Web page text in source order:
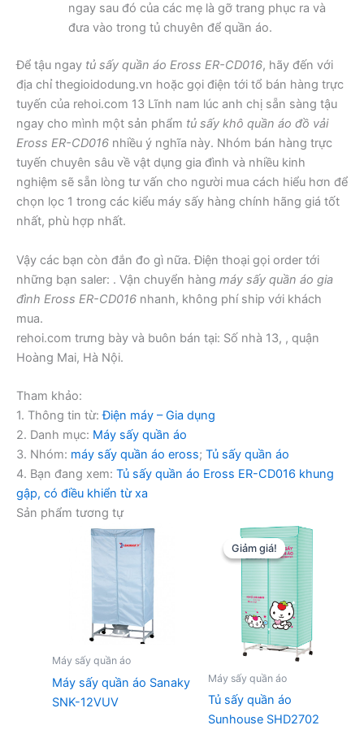
ngay sau đó của các mẹ là gỡ trang phục ra và
đưa vào trong tủ chuyên để quần áo.
Để tậu ngay tủ sấy quần áo Eross ER-CD016, hãy đến với
địa chỉ thegioidodung.vn hoặc gọi điện tới tổ bán hàng trực
tuyến của rehoi.com 13 Lĩnh nam lúc anh chị sẵn sàng tậu
ngay cho mình một sản phẩm tủ sấy khô quần áo đồ vải
Eross ER-CD016 nhiều ý nghĩa này. Nhóm bán hàng trực
tuyến chuyên sâu về vật dụng gia đình và nhiều kinh
nghiệm sẽ sẵn lòng tư vấn cho người mua cách hiểu hơn để
chọn lọc 1 trong các kiểu máy sấy hàng chính hãng giá tốt
nhất, phù hợp nhất.
Vậy các bạn còn đắn đo gì nữa. Điện thoại gọi order tới
những bạn saler: . Vận chuyển hàng máy sấy quần áo gia
đình Eross ER-CD016 nhanh, không phí ship với khách
mua.
rehoi.com trưng bày và buôn bán tại: Số nhà 13, , quận
Hoàng Mai, Hà Nội.
Tham khảo:
1. Thông tin từ:Điện máy – Gia dụng
2. Danh mục: Máy sấy quần áo
3. Nhóm: máy sấy quần áo eross; Tủ sấy quần áo
4. Bạn đang xem: Tủ sấy quần áo Eross ER-CD016 khung
gập, có điều khiển từ xa
Sản phẩm tương tự
Máy sấy quần áo
Máy sấy quần áo Sanaky
SNK-12VUV
Giảm giá!
Giảm giá!
Máy sấy quần áo
Tủ sấy quần áo
Sunhouse SHD2702